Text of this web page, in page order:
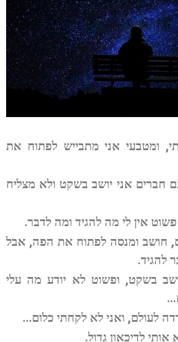
ומטבעי אני מתבייש לפתוח את
חברים אני יושב בשקט ולא מצליח
אין לי מה להגיד ומה לדבר.
חושב ומנסה לפתוח את הפה, אבל
להגיד.
בשקט, ופשוט לא יודע מה עלי
לעולם, ואני לא לקחתי כלום…
לדיכאון גדול.